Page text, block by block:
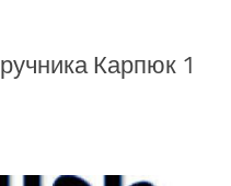
Карпюк 1